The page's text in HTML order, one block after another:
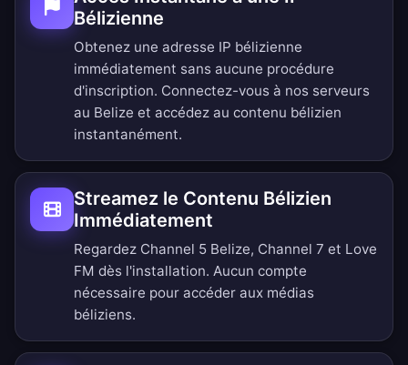
Bélizienne
Obtenez une adresse IP bélizienne
immédiatement sans aucune procédure
d'inscription. Connectez-vous à nos serveurs
au Belize et accédez au contenu bélizien
instantanément.
Streamez le Contenu Bélizien
Immédiatement
Regardez Channel 5 Belize, Channel 7 et Love
FM dès l'installation. Aucun compte
nécessaire pour accéder aux médias
béliziens.